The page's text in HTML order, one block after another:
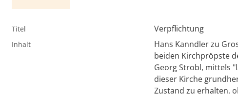
Titel Verpflichtung
Inhalt
Hans Kanndler zu
beiden Kirchpröpste
Georg Strobl, mittels
dieser Kirche
Zustand zu erhalten,